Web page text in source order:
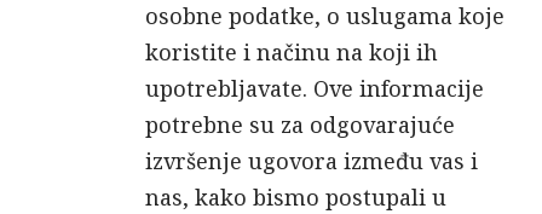
osobne podatke, o uslugama koje
koristite i načinu na koji ih
upotrebljavate. Ove informacije
potrebne su za odgovarajuće
izvršenje ugovora između vas i
nas, kako bismo postupali u